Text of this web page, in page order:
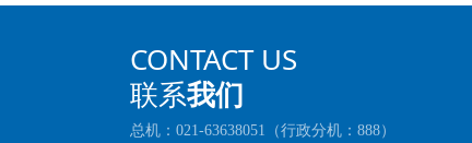
CONTACT US
联系我们
总机：021-63638051（行政分机：888）